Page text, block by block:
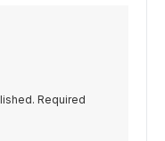
Required